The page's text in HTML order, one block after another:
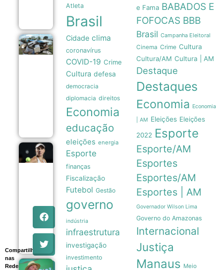
Compartilhe
nas
Redes
beneficiados
Tubarões
são usados
como
sensores
móveis
para prever
intensidade
furacões
Beatriz
Haddad
Maia
anuncia
pausa
se das
quadras
Lula
Atleta
Brasil
Cidade clima
coronavírus
COVID-19 Crime
Cultura defesa
democracia
diplomacia direitos
Economia
educação
eleições energia
Esporte
finanças
Fiscalização
Futebol Gestão
governo
indústria
infraestrutura
investigação
investimento
e Fama BABADOS E
FOFOCAS BBB
Brasil Campanha Eleitoral
Cinema Crime Cultura
Cultura/AM Cultura | AM
Destaque
Destaques
Economia Economia
| AM Eleições Eleições
2022 Esporte
Esporte/AM
Esportes
Esportes/AM
Esportes | AM
Governador Wilson Lima
Governo do Amazonas
Internacional
Justiça
Manaus Meio